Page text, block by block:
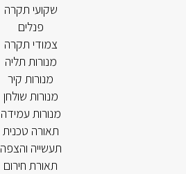
שקועי תקרה
פנלים
צמודי תקרה
מנורות תליה
מנורות קיר
מנורות שולחן
מנורות עמידה
תאורה טכנית
תעשייה והצפה
תאורת חירום